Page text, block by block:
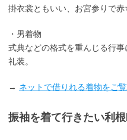
掛衣裳ともいい、お宮参りで赤
・男着物
式典などの格式を重んじる行
礼装。
→ ネットで借りれる着物をご
振袖を着て行きたい利